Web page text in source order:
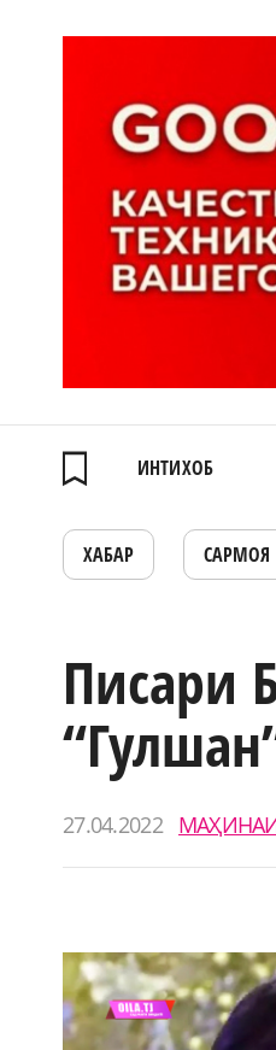
ИНТИХОБ
ХАБАР САРМОЯ
Писари
27.04.2022